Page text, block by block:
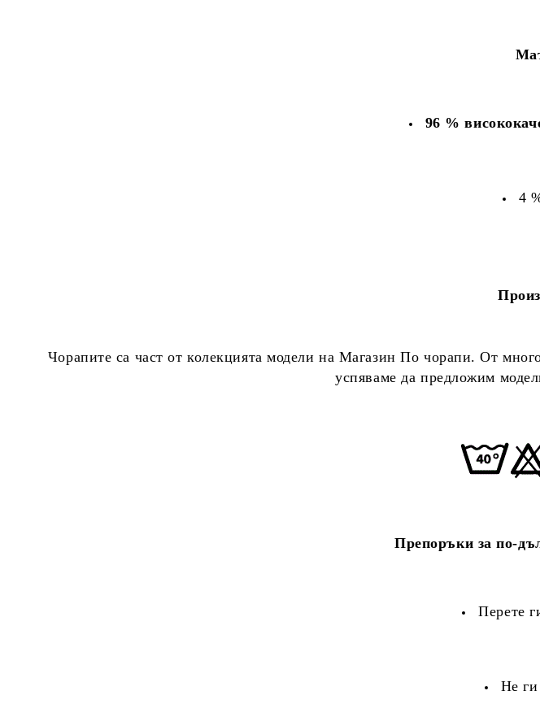
96 %
4
Чорапите са част от колекцията модели на Магазин По чорапи. От
успяваме да предложим
Препоръки за по-
Перете
Не ги